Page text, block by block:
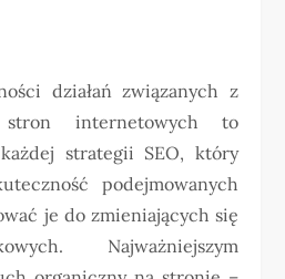
działań związanych z
stron internetowych to
strategii SEO, który
podejmowanych
je do zmieniających się
Najważniejszym